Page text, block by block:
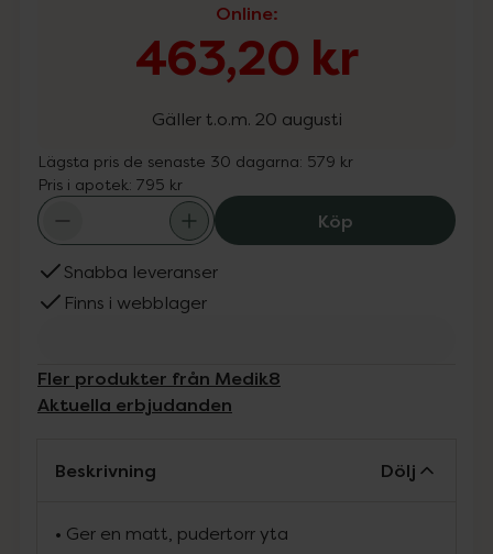
Online:
463,20 kr
Gäller t.o.m. 20 augusti
Lägsta pris de senaste 30 dagarna: 579 kr
Pris i apotek: 795 kr
KöpMedik8
Snabba leveranser
Finns i webblager
Fler produkter från Medik8
Aktuella erbjudanden
Beskrivning Dölj
• Ger en matt, pudertorr yta